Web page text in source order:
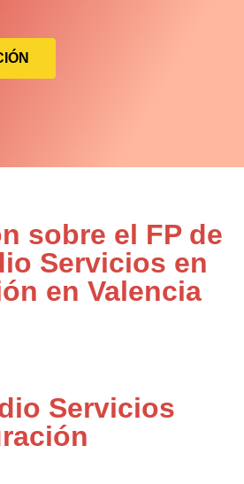
sobre el FP de
Servicios en
en Valencia
Servicios